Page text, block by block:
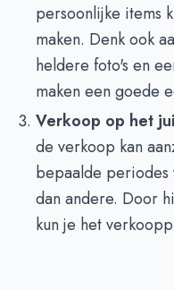
persoonlijke items
maken. Denk ook
heldere foto's en
maken een goede
Verkoop op het
de verkoop kan
bepaalde
dan andere. Door
kun je het